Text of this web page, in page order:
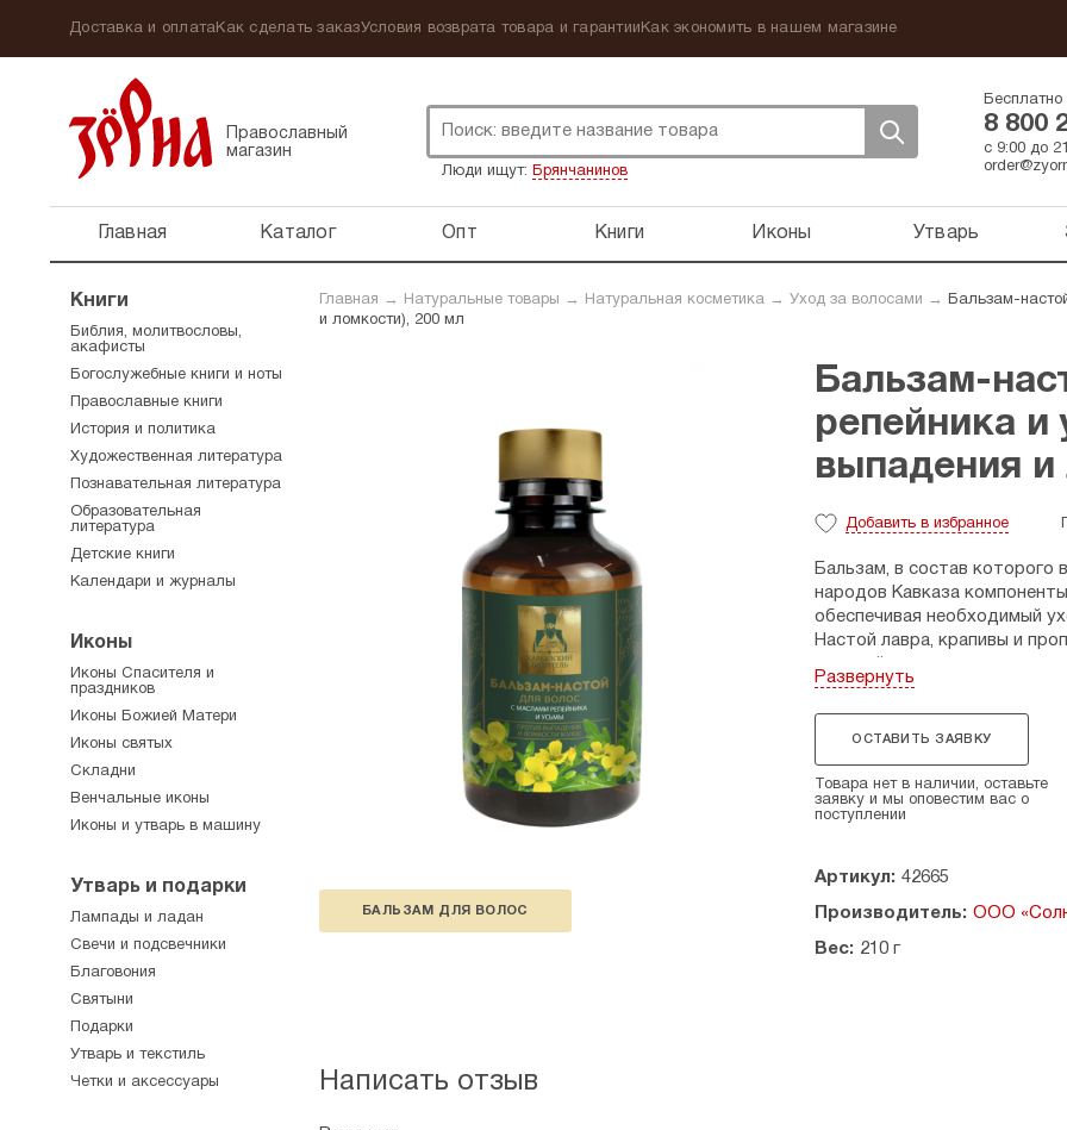
Доставка и оплатаКак сделать заказУсловия возврата товара и гарантии Как экономить в нашем магазине
Православный
магазин
Люди ищут: Брянчанинов
Бесплатно
8 800
с 9:00 до
Главная Каталог Опт Книги Иконы Утварь
Главная → Натуральные товары → Натуральная косметика → Уход за волосами →
Бальзам-
и ломкости), 200 мл
БАЛЬЗАМ ДЛЯ ВОЛОС
Бальзам-
репейника и
выпадения и
Добавить в избранное
Бальзам, в состав которого
народов Кавказа
обеспечивая необходимый
Настой лавра, крапивы и
Комплекс масел рапса,
предупреждает расслоение
выпадение,
гладкость.
Состав: вода родниковая,
репейное, д-пантенол,
лепестков розы, семян
Способ применения:
Развернуть
ОСТАВИТЬ ЗАЯВКУ
Товара нет в наличии, оставьте
заявку и мы оповестим вас о
поступлении
Артикул: 42665
Производитель: ООО
Вес: 210 г
Написать отзыв
Книги
Библия, молитвословы,
акафисты
Богослужебные книги и ноты
Православные книги
История и политика
Художественная литература
Познавательная литература
Образовательная
литература
Детские книги
Календари и журналы
Иконы
Иконы Спасителя и
праздников
Иконы Божией Матери
Иконы святых
Складни
Венчальные иконы
Иконы и утварь в машину
Утварь и подарки
Лампады и ладан
Свечи и подсвечники
Благовония
Святыни
Подарки
Утварь и текстиль
Четки и аксессуары